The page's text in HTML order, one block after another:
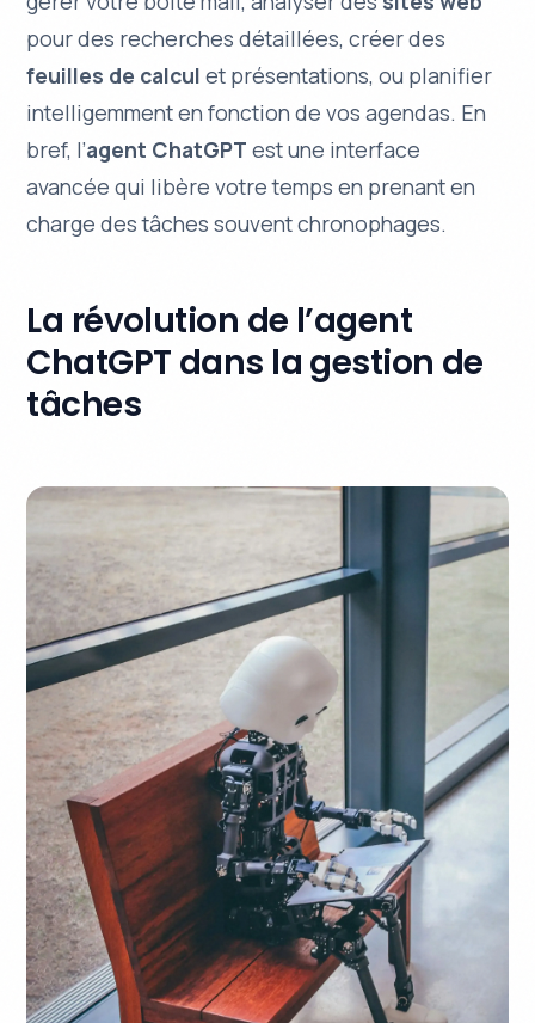
pour des recherches détaillées, créer des
feuilles de calcul et présentations, ou planifier
intelligemment en fonction de vos agendas. En
bref, l’agent ChatGPT est une interface
avancée qui libère votre temps en prenant en
charge des tâches souvent chronophages.
La révolution de l’agent
ChatGPT dans la gestion de
tâches